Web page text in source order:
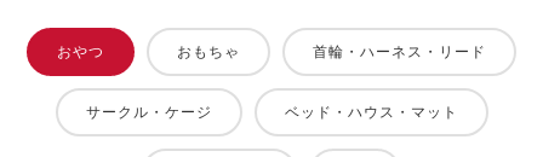
おやつ おもちゃ 首輪・ハーネス・リード
サークル・ケージ ベッド・ハウス・マット